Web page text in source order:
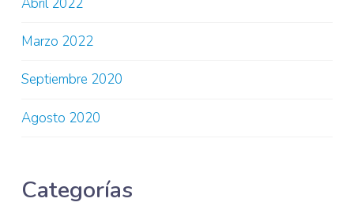
Abril 2022
Marzo 2022
Septiembre 2020
Agosto 2020
Categorías